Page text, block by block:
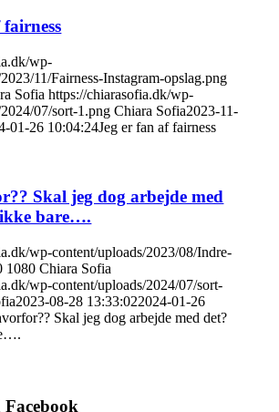
wp-
11/Fairness-Instagram-opslag.png
Sofia https://chiarasofia.dk/wp-
07/sort-1.png Chiara Sofia2023-11-
01-26 10:04:24Jeg er fan af fairness
Skal jeg dog arbejde med
bare….
wp-content/uploads/2023/08/Indre-
1080 Chiara Sofia
wp-content/uploads/2024/07/sort-
2023-08-28 13:33:022024-01-26
Skal jeg dog arbejde med det?